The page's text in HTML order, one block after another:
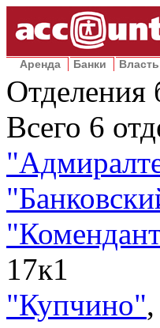
Аренда Банки Власть
Отделения
Всего 6
17к1
"Купчино",